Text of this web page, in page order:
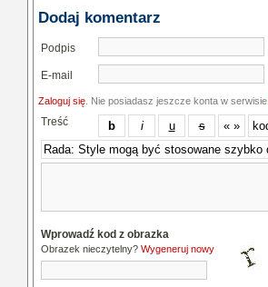
Dodaj komentarz
Podpis
E-mail
Zaloguj się . Nie posiadasz jeszcze konta w serwisie
Treść
Wprowadź kod z obrazka
Obrazek nieczytelny? Wygeneruj nowy